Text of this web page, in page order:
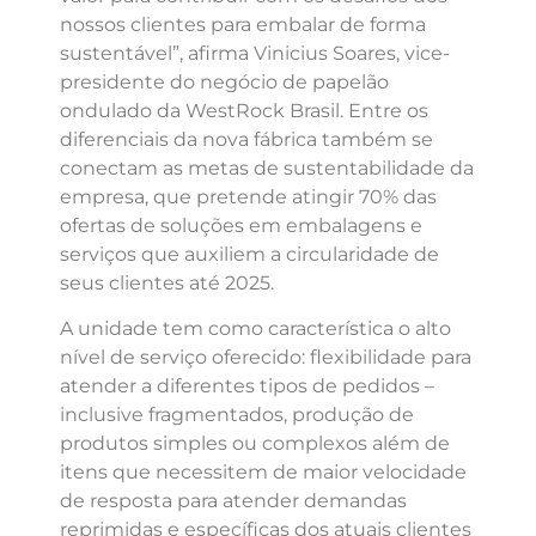
nossos clientes para embalar de forma
sustentável”, afirma Vinicius Soares, vice-
presidente do negócio de papelão
ondulado da WestRock Brasil. Entre os
diferenciais da nova fábrica também se
conectam as metas de sustentabilidade da
empresa, que pretende atingir 70% das
ofertas de soluções em embalagens e
serviços que auxiliem a circularidade de
seus clientes até 2025.
A unidade tem como característica o alto
nível de serviço oferecido: flexibilidade para
atender a diferentes tipos de pedidos –
inclusive fragmentados, produção de
produtos simples ou complexos além de
itens que necessitem de maior velocidade
de resposta para atender demandas
reprimidas e específicas dos atuais clientes